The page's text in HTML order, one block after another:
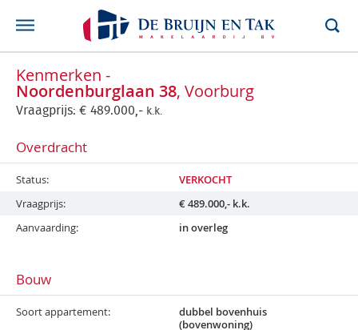
Kenmerken -
Noordenburglaan 38, Voorburg
Vraagprijs: € 489.000,- k.k.
Overdracht
Status
VERKOCHT
Vraagprijs
€489.000,- k.k.
Aanvaarding
in overleg
Bouw
Soort appartement
dubbel bovenhuis
(bovenwoning)